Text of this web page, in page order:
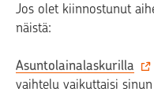
Jos olet kiinnostunut
näistä:
Asuntolainalaskurilla‍
vaihtelu vaikuttaisi